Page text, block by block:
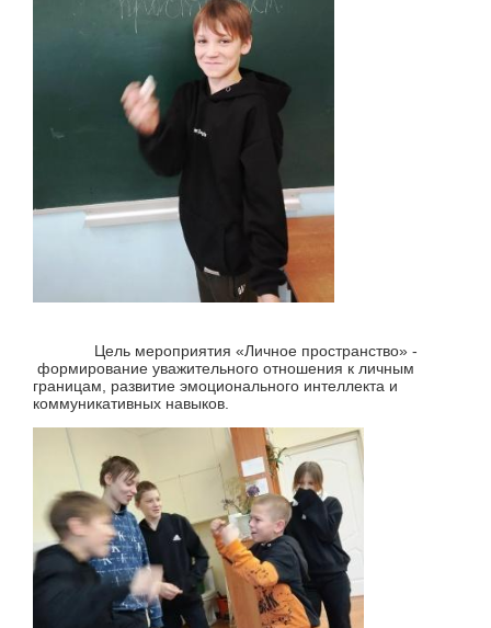
Цель мероприятия «Личное пространство» -
формирование уважительного отношения к личным
границам, развитие эмоционального интеллекта и
коммуникативных навыков.